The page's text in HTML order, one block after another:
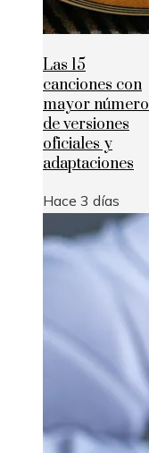
Las 15
canciones con
mayor número
de versiones
oficiales y
adaptaciones
Hace 3 días